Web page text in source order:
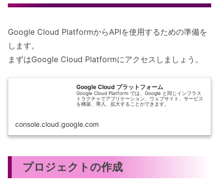
Google Cloud PlatformからAPIを使用するための準備を
します。
まずはGoogle Cloud Platformにアクセスしましょう。
Google Cloud プラットフォーム
Google Cloud Platform では、Google と同じインフラス
トラクチャでアプリケーション、ウェブサイト、サービス
を構築、導入、拡大することができます。
console.cloud.google.com
プロジェクトの作成